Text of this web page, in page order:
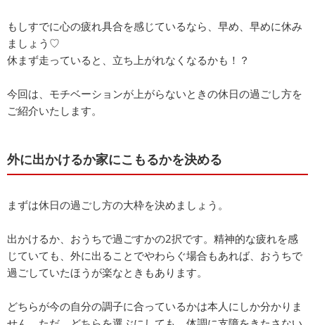
もしすでに心の疲れ具合を感じているなら、早め、早めに休み
ましょう♡
休まず走っていると、立ち上がれなくなるかも！？
今回は、モチベーションが上がらないときの休日の過ごし方を
ご紹介いたします。
外に出かけるか家にこもるかを決める
まずは休日の過ごし方の大枠を決めましょう。
出かけるか、おうちで過ごすかの2択です。精神的な疲れを感
じていても、外に出ることでやわらぐ場合もあれば、おうちで
過ごしていたほうが楽なときもあります。
どちらが今の自分の調子に合っているかは本人にしか分かりま